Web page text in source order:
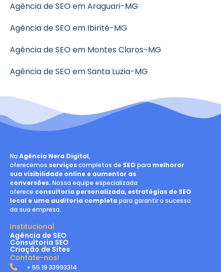
Agência de SEO em Araguari-MG
Agência de SEO em Ibirité-MG
Agência de SEO em Montes Claros-MG
Agência de SEO em Santa Luzia-MG
Na Agência Nera Digital,
oferecemos serviçoscompletos de SEO para melhorar
sua visibilidade online e aumentar as
conversões. Nossa equipe especializada
oferece consultoria personalizada, estratégias de SEO
local e uma auditoria completa para garantir o sucesso
da sua empresa.
Institucional
Agência de SEO
Consultoria SEO
Criação de Sites
Contate-nos!
+ 55 19 33993314